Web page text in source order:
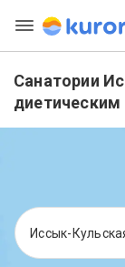
Санатории